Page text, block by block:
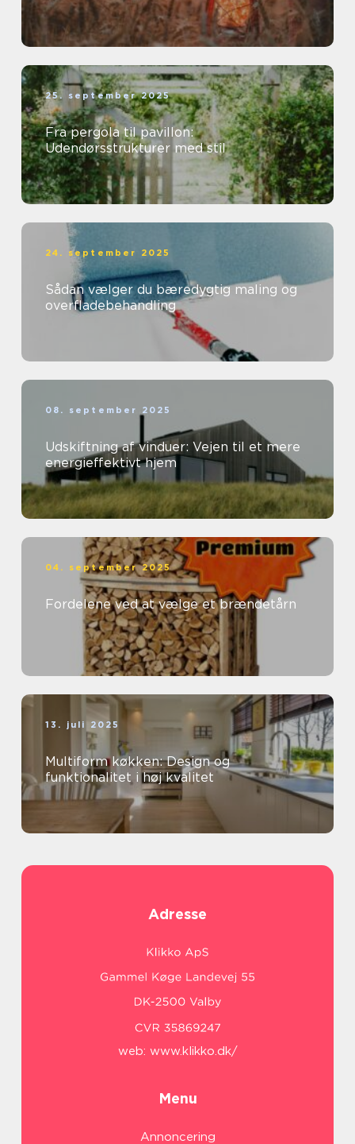
25. september 2025
Fra pergola til pavillon:
Udendørsstrukturer med stil
24. september 2025
Sådan vælger du bæredygtig maling og
overfladebehandling
08. september 2025
Udskiftning af vinduer: Vejen til et mere
energieffektivt hjem
04. september 2025
Fordelene ved at vælge et brændetårn
13. juli 2025
Multiform køkken: Design og
funktionalitet i høj kvalitet
Adresse
web: www.klikko.dk/
Menu
Annoncering